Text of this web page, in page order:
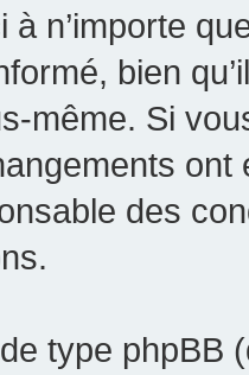
à n’importe
bien
même. Si
ont
des
type phpBB